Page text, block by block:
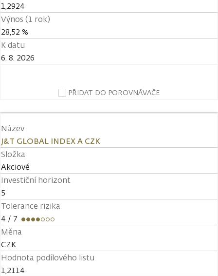
1,2924
Výnos (1 rok)
28,52 %
K datu
6. 8. 2026
PŘIDAT DO POROVNÁVAČE
Název
J&T GLOBAL INDEX A CZK
Složka
Akciové
Investiční horizont
5
Tolerance rizika
4 / 7
Měna
CZK
Hodnota podílového listu
1,2114